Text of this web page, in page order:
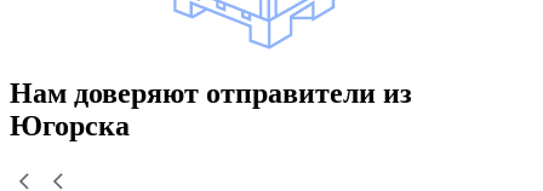
Нам доверяют отправители из
Югорска